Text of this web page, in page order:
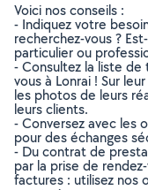
Voici nos conseils :
- Indiquez votre
recherchez-vous ?
particulier ou
- Consultez la liste
vous à Lonrai ! Sur
les photos de leurs
leurs clients.
- Conversez avec les
pour des échanges
- Du contrat de
par la prise de
factures : utilisez nos